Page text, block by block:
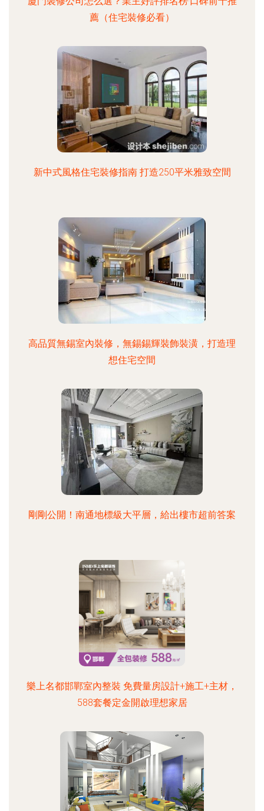
薦（住宅裝修必看）
新中式風格住宅裝修指南 打造250平米雅致空間
高品質無錫室內裝修，無錫錫輝裝飾裝潢，打造理
想住宅空間
剛剛公開！南通地標級大平層，給出樓市超前答案
樂上名都邯鄲室內整裝 免費量房設計+施工+主材，
588套餐定金開啟理想家居